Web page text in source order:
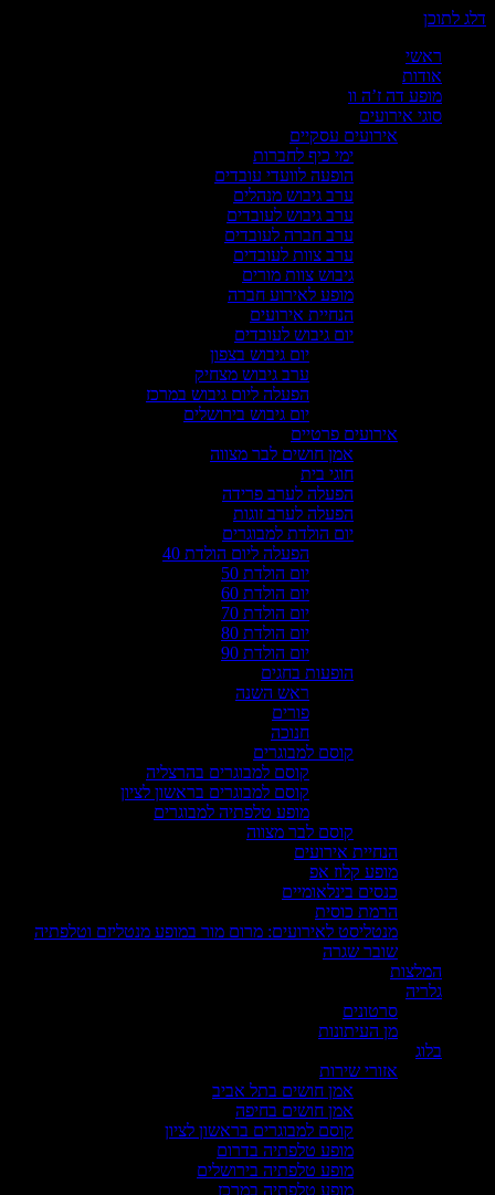
לתוכן
ראשי
אודות
מופע דה ז’ה וו
סוגי אירועים
אירועים עסקיים
ימי כיף לחברות
הופעה לוועדי עובדים
ערב גיבוש מנהלים
ערב גיבוש לעובדים
ערב חברה לעובדים
ערב צוות לעובדים
גיבוש צוות מורים
מופע לאירוע חברה
הנחיית אירועים
יום גיבוש לעובדים
יום גיבוש בצפון
ערב גיבוש מצחיק
הפעלה ליום גיבוש במרכז
יום גיבוש בירושלים
אירועים פרטיים
אמן חושים לבר מצווה
חוגי בית
הפעלה לערב פרידה
הפעלה לערב זוגות
יום הולדת למבוגרים
הפעלה ליום הולדת 40
יום הולדת 50
יום הולדת 60
יום הולדת 70
יום הולדת 80
יום הולדת 90
הופעות בחגים
ראש השנה
פורים
חנוכה
קוסם למבוגרים
קוסם למבוגרים בהרצליה
קוסם למבוגרים בראשון לציון
מופע טלפתיה למבוגרים
קוסם לבר מצווה
הנחיית אירועים
מופע קלוז אפ
כנסים בינלאומיים
הרמת כוסית
מנטליסט לאירועים: מרום מור במופע מנטליזם וטלפתיה
שובר שגרה
המלצות
גלריה
סרטונים
מן העיתונות
בלוג
אזורי שירות
אמן חושים בתל אביב
אמן חושים בחיפה
קוסם למבוגרים בראשון לציון
מופע טלפתיה בדרום
מופע טלפתיה בירושלים
מופע טלפתיה במרכז